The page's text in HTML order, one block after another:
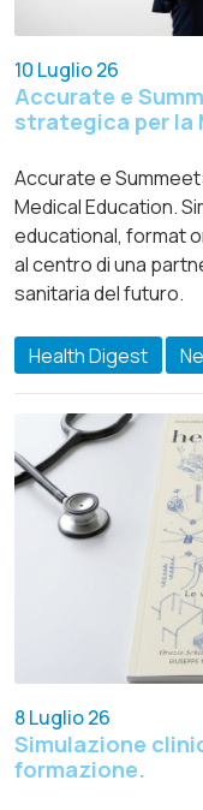
10 Luglio 26
Accurate e
strategica per la
Accurate e
Medical Education.
educational, format
al centro di una
sanitaria del futuro.
Health Digest
8 Luglio 26
Simulazione
formazione.